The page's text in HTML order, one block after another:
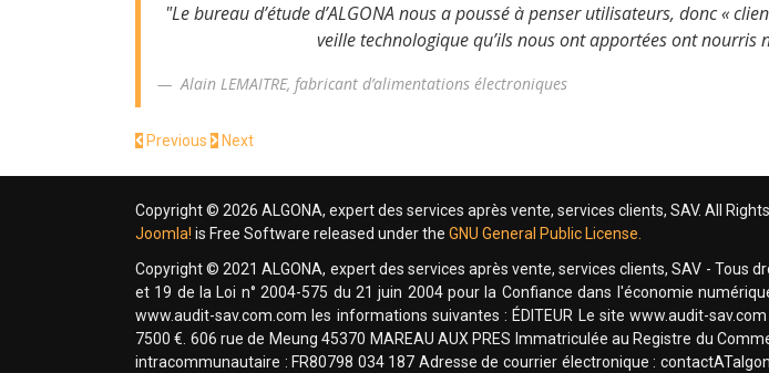
"Le bureau d’étude d’ALGONA nous a poussé à penser utilisateurs, donc «
veille technologique qu’ils nous ont apportées ont
Alain LEMAITRE, fabricant d’alimentations électroniques
Previous Next
Copyright © 2026 ALGONA, expert des services après vente, services clients, SAV. All
Joomla! is Free Software released under the GNU General Public License.
Copyright © 2021 ALGONA, expert des services après vente, services clients, SAV - Tous
et 19 de la Loi n° 2004-575 du 21 juin 2004 pour la Confiance dans l'économie
www.audit-sav.com.com les informations suivantes : ÉDITEUR Le site www.audit-
7500 €. 606 rue de Meung 45370 MAREAU AUX PRES Immatriculée au Registre du
intracommunautaire : FR80798 034 187 Adresse de courrier électronique :